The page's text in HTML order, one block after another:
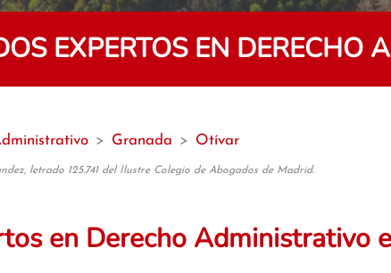
EXPERTOS EN DERECHO
> Granada > Otívar
letrado 125.741 del Ilustre Colegio de Abogados de Madrid.
en Derecho Administrativo